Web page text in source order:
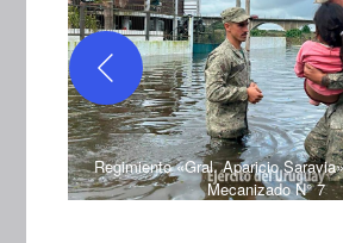
Regimiento «Gral. Aparicio
Mecanizado N° 7